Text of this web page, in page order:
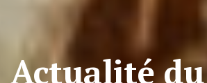
Actualité du